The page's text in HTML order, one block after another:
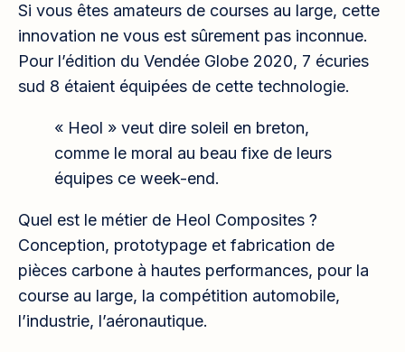
Si vous êtes amateurs de courses au large, cette
innovation ne vous est sûrement pas inconnue.
Pour l’édition du Vendée Globe 2020, 7 écuries
sud 8 étaient équipées de cette technologie.
« Heol » veut dire soleil en breton,
comme le moral au beau fixe de leurs
équipes ce week-end.
Quel est le métier de Heol Composites ?
Conception, prototypage et fabrication de
pièces carbone à hautes performances, pour la
course au large, la compétition automobile,
l’industrie, l’aéronautique.